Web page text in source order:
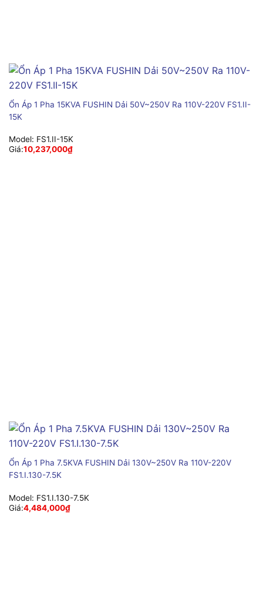
Ổn Áp 1 Pha 15KVA FUSHIN Dải 50V~250V Ra 110V-220V FS1.II-
15K
Model: FS1.II-15K
Giá:10,237,000₫
Ổn Áp 1 Pha 7.5KVA FUSHIN Dải 130V~250V Ra 110V-220V
FS1.I.130-7.5K
Model: FS1.I.130-7.5K
Giá:4,484,000₫